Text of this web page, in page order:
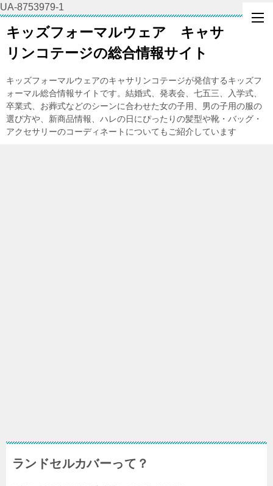
UA-8753979-1
キッズフォーマルウェア キャサ
リンコテージの総合情報サイト
キッズフォーマルウェアのキャサリンコテージが発信するキッズフ
ォーマル総合情報サイトです。結婚式、発表会、七五三、入学式、
卒業式、お葬式などのシーンに合わせた女の子用、男の子用の服の
選び方や、新商品情報、ハレの日にぴったりの髪型や靴・バッグ・
アクセサリーのコーディネートについてもご紹介しています
ランドセルカバーって？